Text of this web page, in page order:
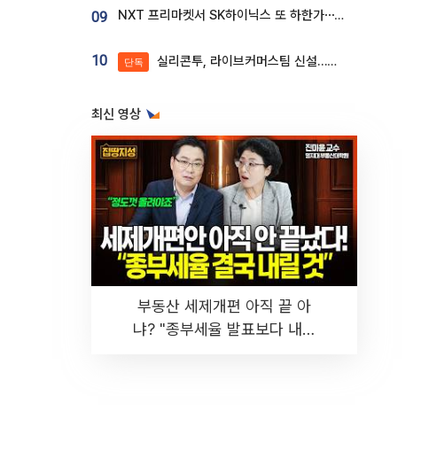
09 NXT 프리마켓서 SK하이닉스 또 하한가⋯‘11주 거래’에 시초가 왜곡
10 단독 실리콘투, 라이브커머스팀 신설…K뷰티 ‘글로벌 판매망’ 확대[K뷰티 라방戰]
최신 영상
부동산 세제개편 아직 끝 아
냐? "종부세율 발표보다 내릴